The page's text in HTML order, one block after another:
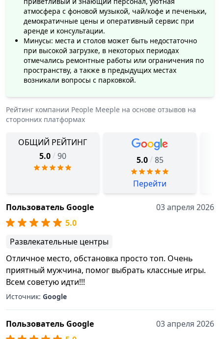
атмосфера с фоновой музыкой, чай/кофе и печеньки,
демократичные цены и оперативный сервис при
аренде и консультации.
Минусы: места и столов может быть недостаточно
при высокой загрузке, в некоторых периодах
отмечались ремонтные работы или ограничения по
пространству, а также в предыдущих местах
возникали вопросы с парковкой.
Рейтинг компании People Meeple на основе отзывов на
сторонних платформах
ОБЩИЙ РЕЙТИНГ
5.0 / 90 5.0 / 85
Перейти
Пользователь Google
03 апреля 2026
5.0
Развлекательные центры
Отличное место, обстановка просто топ. Очень
приятный мужчина, помог выбрать классные игры.
Всем советую идти!!!
Источник: Google
Пользователь Google
03 апреля 2026